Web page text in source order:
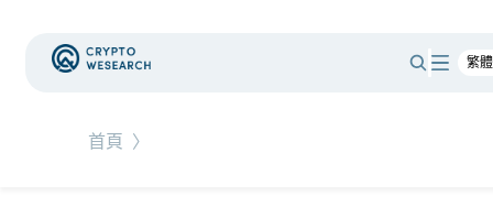
首頁 〉